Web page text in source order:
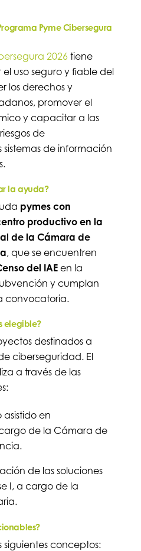
Pyme Cibersegura
2026tiene
uso seguro y fiable del
los derechos y
promover el
y capacitar a las
de
de información
la ayuda?
pymes con
productivo en la
de la Cámara de
, que se encuentren
del IAEen la
y cumplan
convocatoria.
elegible?
destinados a
ciberseguridad. El
a través de las
asistido en
de la Cámara de
de las soluciones
I, a cargo de la
siguientes conceptos: